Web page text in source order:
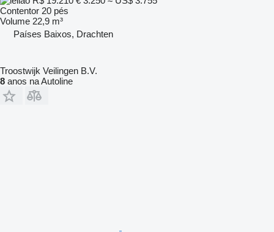
Contentor 20 pés
Volume 22,9 m³
Países Baixos, Drachten
Troostwijk Veilingen B.V.
8 anos na Autoline